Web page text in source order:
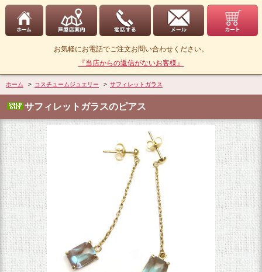
お気軽にお電話でご注文お問い合わせください。
『当店からの返信がないお客様』
ホーム > コスチュームジュエリー > サフィレットガラス
サフィレットガラスのピアス